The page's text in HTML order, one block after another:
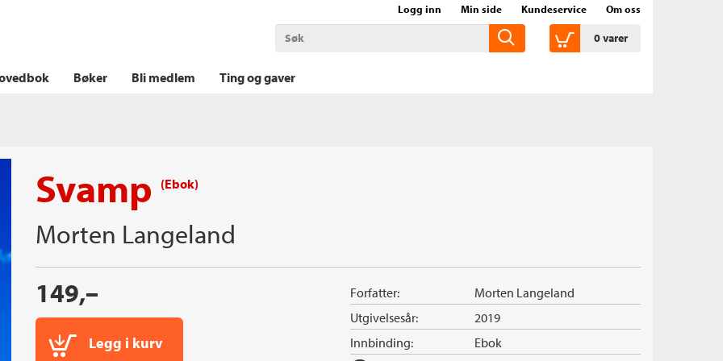
Logg inn Min side Kundeservice Om oss
0varer
Bøker Bli medlem Ting og gaver
Svamp (Ebok)
Morten Langeland
149,–
Legg i kurv
Forfatter: Morten Langeland
Innbinding: Ebok
Utgivelsesår: 2019